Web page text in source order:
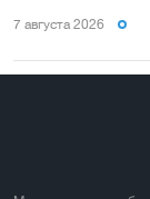
7 августа 2026